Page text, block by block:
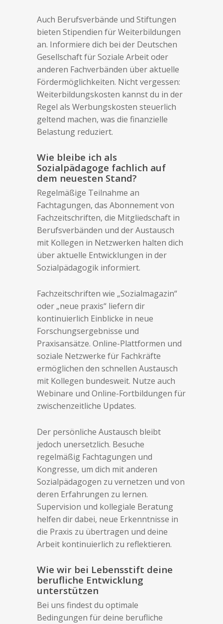
Auch Berufsverbände und Stiftungen
bieten Stipendien für Weiterbildungen
an. Informiere dich bei der Deutschen
Gesellschaft für Soziale Arbeit oder
anderen Fachverbänden über aktuelle
Fördermöglichkeiten. Nicht vergessen:
Weiterbildungskosten kannst du in der
Regel als Werbungskosten steuerlich
geltend machen, was die finanzielle
Belastung reduziert.
Wie bleibe ich als
Sozialpädagoge fachlich auf
dem neuesten Stand?
Regelmäßige Teilnahme an
Fachtagungen, das Abonnement von
Fachzeitschriften, die Mitgliedschaft in
Berufsverbänden und der Austausch
mit Kollegen in Netzwerken halten dich
über aktuelle Entwicklungen in der
Sozialpädagogik informiert.
Fachzeitschriften wie „Sozialmagazin“
oder „neue praxis“ liefern dir
kontinuierlich Einblicke in neue
Forschungsergebnisse und
Praxisansätze. Online-Plattformen und
soziale Netzwerke für Fachkräfte
ermöglichen den schnellen Austausch
mit Kollegen bundesweit. Nutze auch
Webinare und Online-Fortbildungen für
zwischenzeitliche Updates.
Der persönliche Austausch bleibt
jedoch unersetzlich. Besuche
regelmäßig Fachtagungen und
Kongresse, um dich mit anderen
Sozialpädagogen zu vernetzen und von
deren Erfahrungen zu lernen.
Supervision und kollegiale Beratung
helfen dir dabei, neue Erkenntnisse in
die Praxis zu übertragen und deine
Arbeit kontinuierlich zu reflektieren.
Wie wir bei Lebensstift deine
berufliche Entwicklung
unterstützen
Bei uns findest du optimale
Bedingungen für deine berufliche